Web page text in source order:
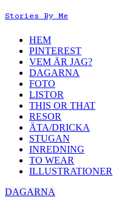
Stories By Me
HEM
PINTEREST
VEM ÄR JAG?
DAGARNA
FOTO
LISTOR
THIS OR THAT
RESOR
ÄTA/DRICKA
STUGAN
INREDNING
TO WEAR
ILLUSTRATIONER
DAGARNA